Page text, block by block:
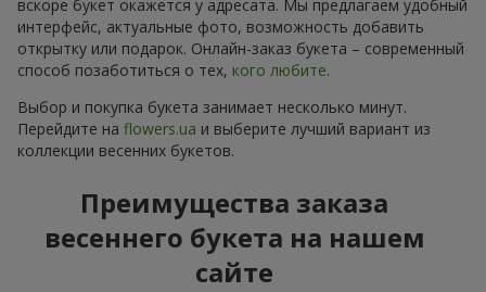
вскоре букет окажется у адресата. Мы предлагаем удобный
интерфейс, актуальные фото, возможность добавить
открытку или подарок. Онлайн-заказ букета – современный
способ позаботиться о тех, кого любите.
Выбор и покупка букета занимает несколько минут.
Перейдите на flowers.ua и выберите лучший вариант из
коллекции весенних букетов.
Преимущества заказа
весеннего букета на нашем
сайте